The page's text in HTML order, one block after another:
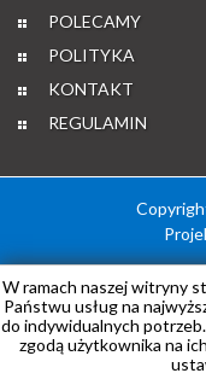
POLECAMY
POLITYKA
KONTAKT
REGULAMIN
W ramach naszej witryny
Państwu usług na
do indywidualnych
zgodą użytkownika na